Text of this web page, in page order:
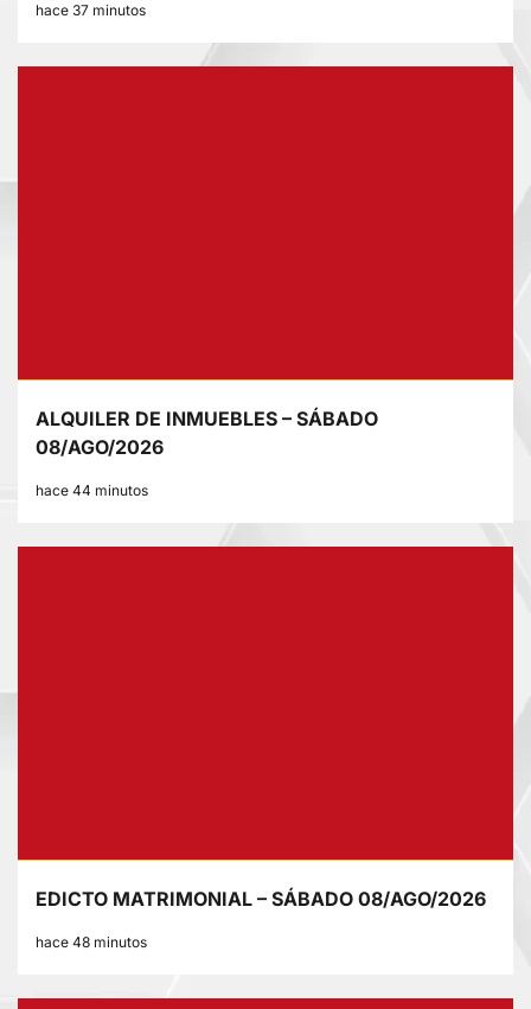
hace 37 minutos
ALQUILER DE INMUEBLES – SÁBADO
08/AGO/2026
hace 44 minutos
EDICTO MATRIMONIAL – SÁBADO 08/AGO/2026
hace 48 minutos